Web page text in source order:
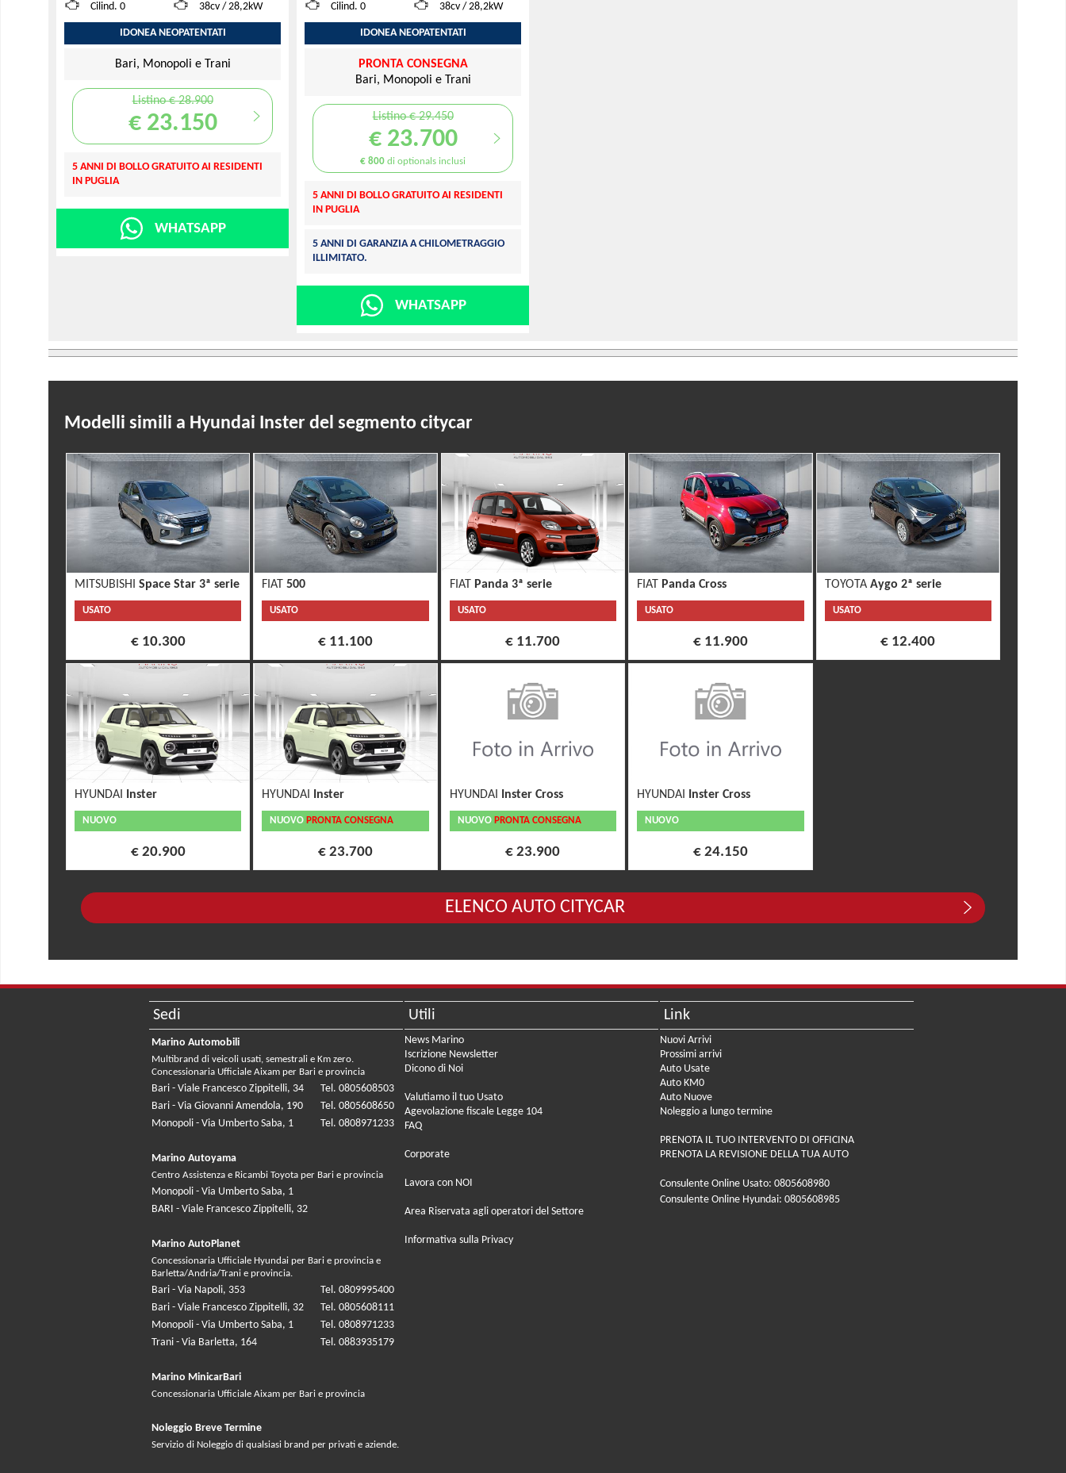
Cilind. 0
38cv / 28,2kW
IDONEA NEOPATENTATI
Bari, Monopoli e Trani
Listino € 28.900
€ 23.150
5 ANNI DI BOLLO GRATUITO AI RESIDENTI
IN PUGLIA
WHATSAPP
Cilind. 0
38cv / 28,2kW
IDONEA NEOPATENTATI
PRONTA CONSEGNA
Bari, Monopoli e Trani
Listino € 29.450
€ 23.700
€ 800 di optionals inclusi
5 ANNI DI BOLLO GRATUITO AI RESIDENTI
IN PUGLIA
5 ANNI DI GARANZIA A CHILOMETRAGGIO
ILLIMITATO.
WHATSAPP
Modelli simili a Hyundai Inster del segmento citycar
MITSUBISHI Space Star 3ª serie
USATO
€ 10.300
FIAT500
USATO
€ 11.100
FIAT Panda 3ª serie
USATO
€ 11.700
FIAT Panda Cross
USATO
€ 11.900
TOYOTA Aygo 2ª serie
USATO
€ 12.400
HYUNDAI Inster
NUOVO
€ 20.900
HYUNDAI Inster
NUOVO PRONTA CONSEGNA
€ 23.700
HYUNDAI Inster Cross
NUOVO PRONTA CONSEGNA
€ 23.900
HYUNDAI Inster Cross
NUOVO
€ 24.150
ELENCO AUTO CITYCAR
Sedi
Marino Automobili
Multibrand di veicoli usati, semestrali e Km zero.
Concessionaria Ufficiale Aixam per Bari e provincia
Bari - Viale Francesco Zippitelli, 34
Tel. 0805608503
Bari - Via Giovanni Amendola, 190
Tel. 0805608650
Monopoli - Via Umberto Saba, 1
Tel. 0808971233
Marino Autoyama
Centro Assistenza e Ricambi Toyota per Bari e provincia
Monopoli - Via Umberto Saba, 1
BARI - Viale Francesco Zippitelli, 32
Marino AutoPlanet
Concessionaria Ufficiale Hyundai per Bari e provincia e
Barletta/Andria/Trani e provincia.
Bari - Via Napoli, 353
Tel. 0809995400
Bari - Viale Francesco Zippitelli, 32
Tel. 0805608111
Monopoli - Via Umberto Saba, 1
Tel. 0808971233
Trani - Via Barletta, 164
Tel. 0883935179
Marino MinicarBari
Concessionaria Ufficiale Aixam per Bari e provincia
Noleggio Breve Termine
Servizio di Noleggio di qualsiasi brand per privati e aziende.
Utili
News Marino
Iscrizione Newsletter
Dicono di Noi
Valutiamo il tuo Usato
Agevolazione fiscale Legge 104
FAQ
Corporate
Lavora con NOI
Area Riservata agli operatori del Settore
Informativa sulla Privacy
Link
Nuovi Arrivi
Prossimi arrivi
Auto Usate
Auto KM0
Auto Nuove
Noleggio a lungo termine
PRENOTA IL TUO INTERVENTO DI OFFICINA
PRENOTA LA REVISIONE DELLA TUA AUTO
Consulente Online Usato: 0805608980
Consulente Online Hyundai: 0805608985